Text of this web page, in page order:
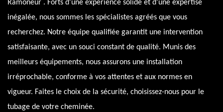
Ramoneur . Forts d'une expérience solide et d'une expertise
inégalée, nous sommes les spécialistes agréés que vous
recherchez. Notre équipe qualifiée garantit une intervention
satisfaisante, avec un souci constant de qualité. Munis des
meilleurs équipements, nous assurons une installation
irréprochable, conforme à vos attentes et aux normes en
vigueur. Faites le choix de la sécurité, choisissez-nous pour le
tubage de votre cheminée.